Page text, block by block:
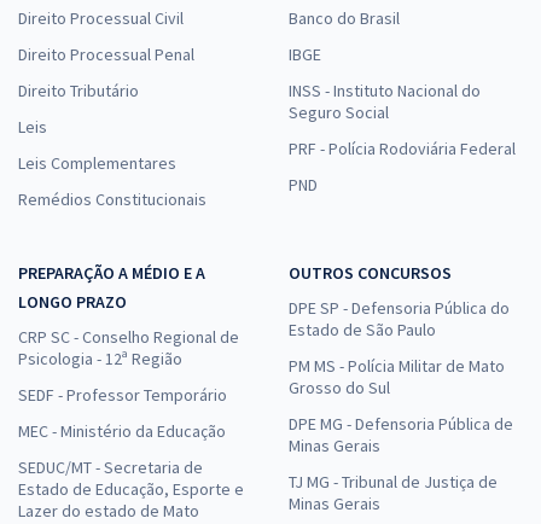
Direito Processual Civil
Direito Processual Penal
Direito Tributário
Leis
Leis Complementares
Remédios Constitucionais
Banco do Brasil
IBGE
INSS - Instituto Nacional do
Seguro Social
PRF - Polícia Rodoviária Federal
PND
PREPARAÇÃO A MÉDIO E A
LONGO PRAZO
CRP SC - Conselho Regional de
Psicologia - 12ª Região
SEDF - Professor Temporário
MEC - Ministério da Educação
SEDUC/MT - Secretaria de
Estado de Educação, Esporte e
Lazer do estado de Mato
OUTROS CONCURSOS
DPE SP - Defensoria Pública do
Estado de São Paulo
PM MS - Polícia Militar de Mato
Grosso do Sul
DPE MG - Defensoria Pública de
Minas Gerais
TJ MG - Tribunal de Justiça de
Minas Gerais